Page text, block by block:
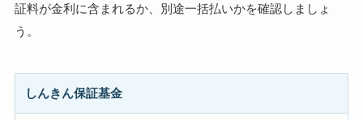
証料が金利に含まれるか、別途一括払いかを確認しましょ
う。
しんきん保証基金